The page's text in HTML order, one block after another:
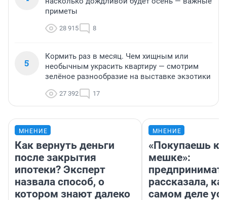
приметы
28 915 8
5
Кормить раз в месяц. Чем хищным или
необычным украсить квартиру — смотрим
зелёное разнообразие на выставке экзотики
27 392 17
МНЕНИЕ
Как вернуть деньги
после закрытия
ипотеки? Эксперт
назвала способ, о
котором знают далеко
МНЕНИЕ
«Покупаешь
мешке»:
рассказала,
самом деле